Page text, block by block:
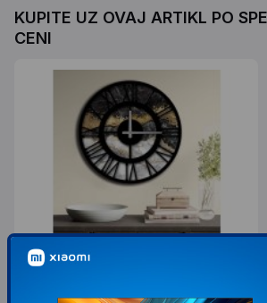
KUPITE UZ OVAJ ARTIKL PO
CENI
WALLXPERT Zidni sat 5050MS 027
2.468,00